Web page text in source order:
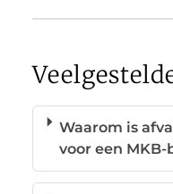
Waarom is
voor een